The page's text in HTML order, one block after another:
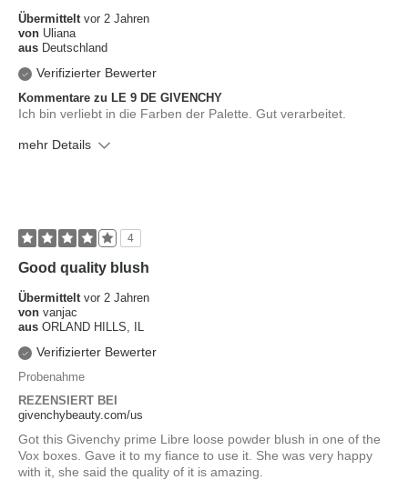
Übermittelt vor 2 Jahren
von Uliana
aus Deutschland
Verifizierter Bewerter
Kommentare zu LE 9 DE GIVENCHY
Ich bin verliebt in die Farben der Palette. Gut verarbeitet.
mehr Details
4
Good quality blush
Übermittelt vor 2 Jahren
von vanjac
aus ORLAND HILLS, IL
Verifizierter Bewerter
Probenahme
REZENSIERT BEI
givenchybeauty.com/us
Got this Givenchy prime Libre loose powder blush in one of the
Vox boxes. Gave it to my fiance to use it. She was very happy
with it, she said the quality of it is amazing.